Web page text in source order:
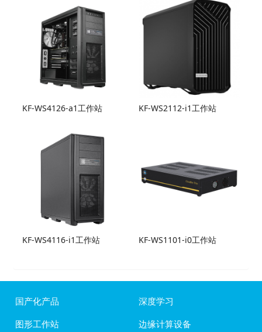
KF-WS4126-a1工作站 KF-WS2112-i1工作站
KF-WS4116-i1工作站 KF-WS1101-i0工作站
国产化产品
深度学习
图形工作站
边缘计算设备